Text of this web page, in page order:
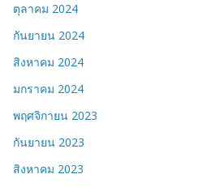
ตุลาคม 2024
กันยายน 2024
สิงหาคม 2024
มกราคม 2024
พฤศจิกายน 2023
กันยายน 2023
สิงหาคม 2023